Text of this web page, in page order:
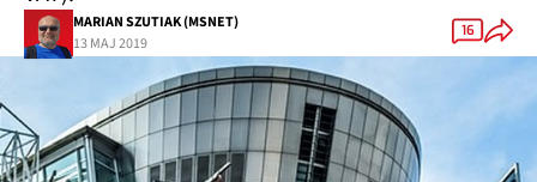
MARIAN SZUTIAK (MSNET)
13 MAJ 2019
16